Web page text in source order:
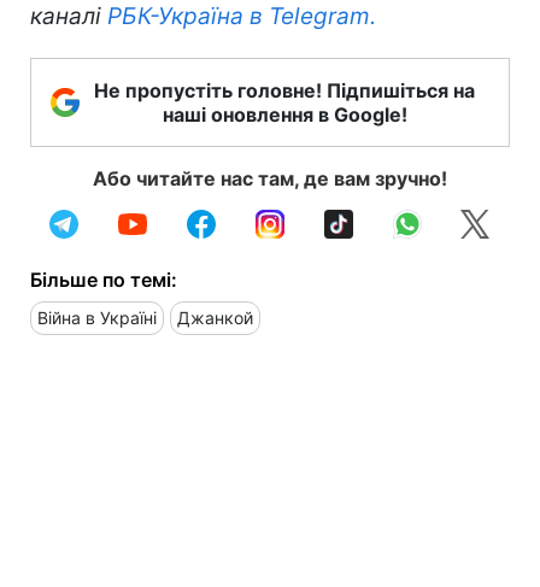
каналі РБК-Україна в Telegram.
Не пропустіть головне! Підпишіться на
наші оновлення в Google!
Або читайте нас там, де вам зручно!
Більше по темі:
Війна в Україні Джанкой